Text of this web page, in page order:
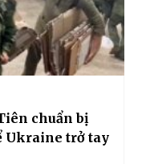
chuẩn bị
Ukraine trở tay